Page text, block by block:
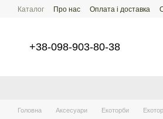
Перейти до основного контенту
Каталог Про нас Оплата і доставка
+38-098-903-80-38
Головна Аксесуари Екоторби